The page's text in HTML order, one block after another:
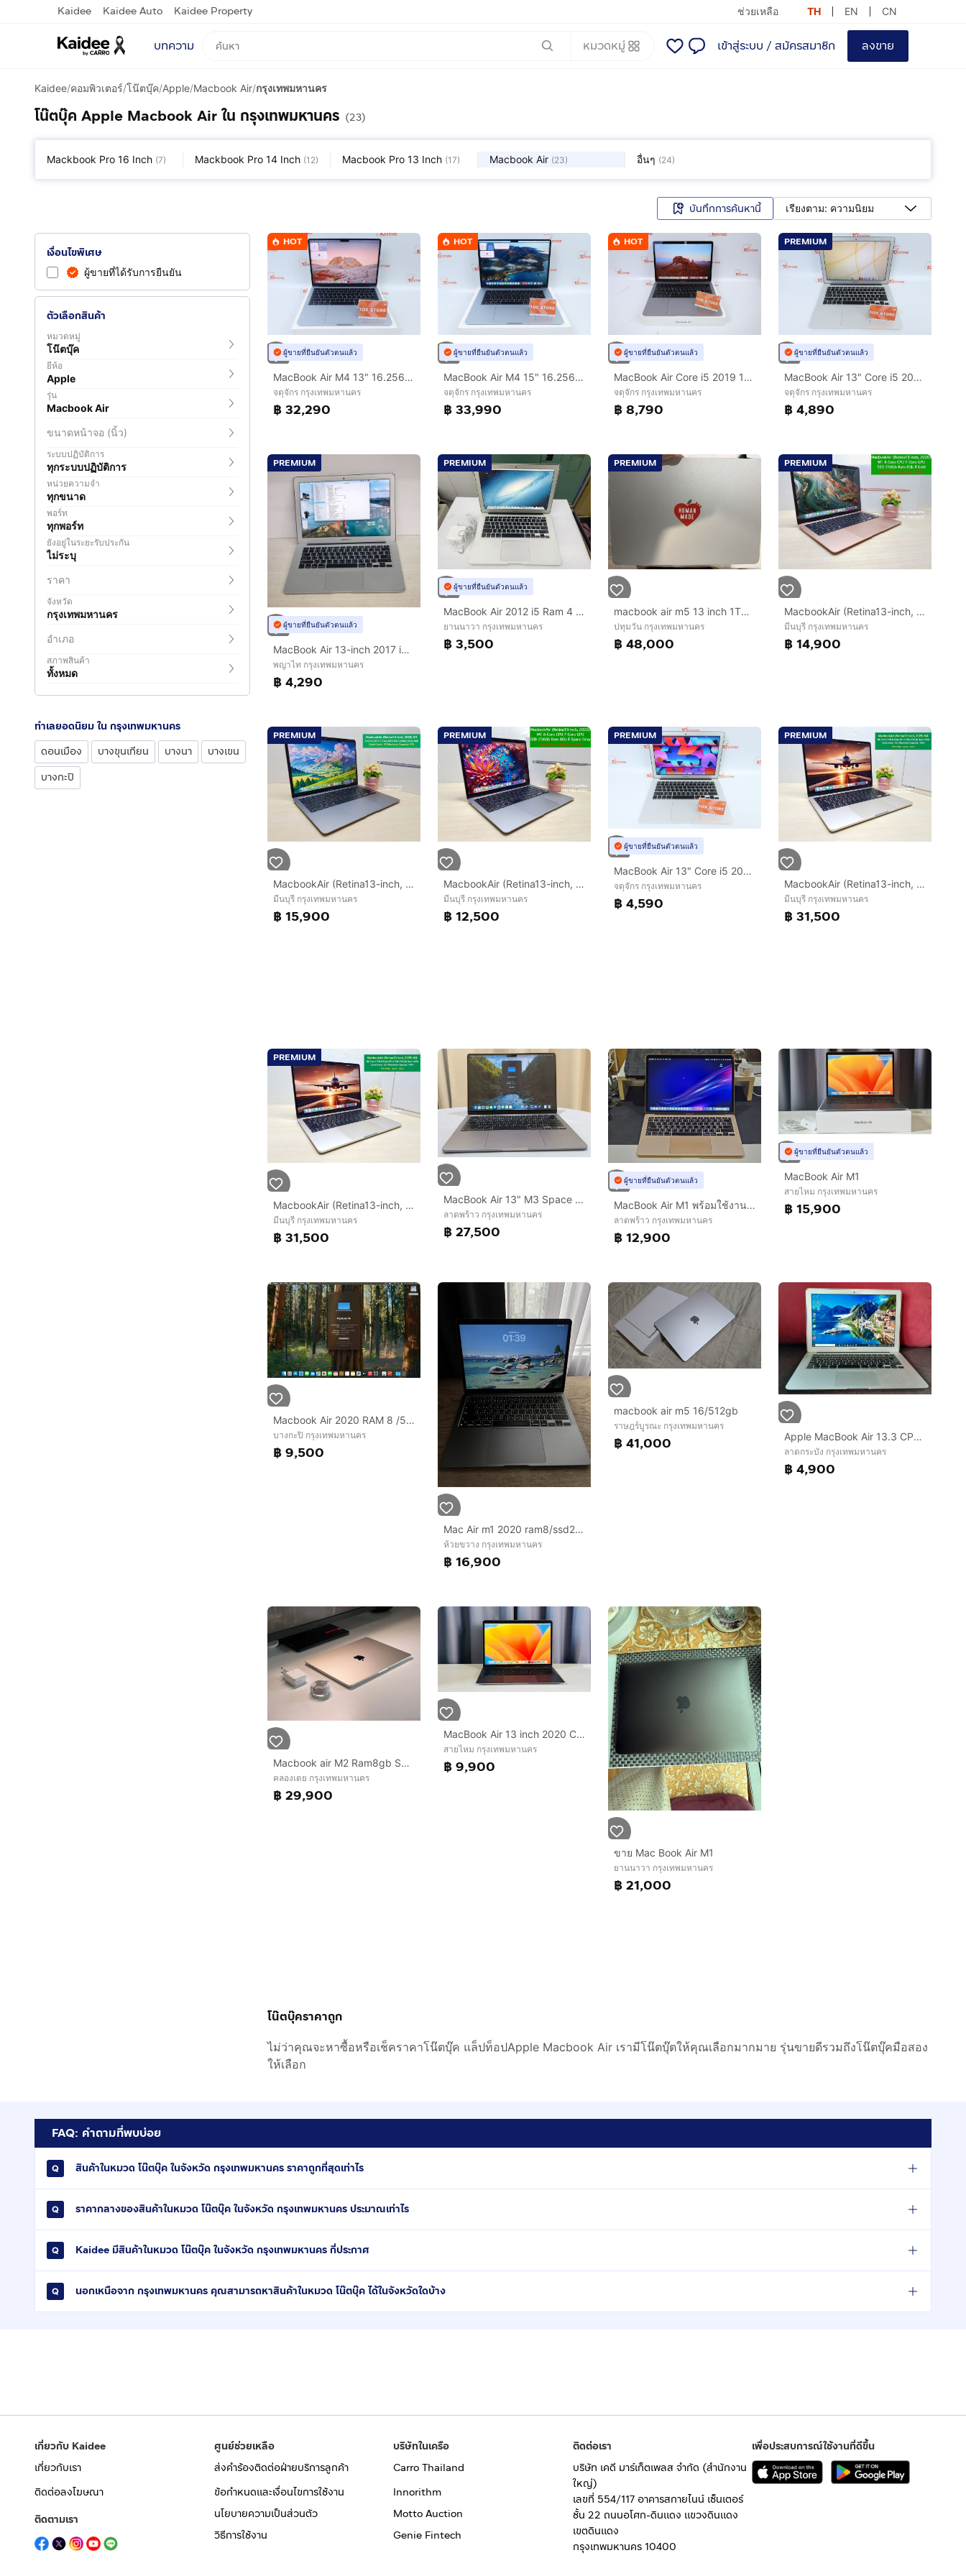
Kaidee Kaidee Auto Kaidee Property ช่วยเหลือ TH EN CN
บทความ หมวดหมู่ เข้าสู่ระบบ / สมัครสมาชิก ลงขาย
Kaidee/คอมพิวเตอร์/โน๊ตบุ๊ค/Apple/Macbook Air/กรุงเทพมหานคร
โน๊ตบุ๊ค Apple Macbook Air ใน กรุงเทพมหานคร (23)
Mackbook Pro 16 Inch (7) Mackbook Pro 14 Inch (12) Macbook Pro 13 Inch (17) Macbook Air (23) อื่นๆ (24)
บันทึกการค้นหานี้ เรียงตาม: ความนิยม
เงื่อนไขพิเศษ
ผู้ขายที่ได้รับการยืนยัน
ตัวเลือกสินค้า
หมวดหมู่
โน๊ตบุ๊ค
ยี่ห้อ
Apple
รุ่น
Macbook Air
ขนาดหน้าจอ (นิ้ว)
ระบบปฏิบัติการ
ทุกระบบปฏิบัติการ
หน่วยความจำ
ทุกขนาด
พอร์ท
ทุกพอร์ท
ยังอยู่ในระยะรับประกัน
ไม่ระบุ
ราคา
จังหวัด
กรุงเทพมหานคร
อำเภอ
สภาพสินค้า
ทั้งหมด
ทำเลยอดนิยม ใน กรุงเทพมหานคร
ดอนเมือง
บางขุนเทียน บางนา
บางเขน
บางกะปิ
HOT
ผู้ขายที่ยืนยันตัวตนแล้ว
MacBook Air M4 13" 16.256GB มีรอยนิดหน่อยนะ
จตุจักร กรุงเทพมหานคร
฿ 32,290
HOT
ผู้ขายที่ยืนยันตัวตนแล้ว
MacBook Air M4 15" 16.256GB
จตุจักร กรุงเทพมหานคร
฿ 33,990
HOT
ผู้ขายที่ยืนยันตัวตนแล้ว
MacBook Air Core i5 2019 13" 8.256GB
จตุจักร กรุงเทพมหานคร
฿ 8,790
PREMIUM
ผู้ขายที่ยืนยันตัวตนแล้ว
MacBook Air 13" Core i5 2017 8.128GB
จตุจักร กรุงเทพมหานคร
฿ 4,890
PREMIUM
ผู้ขายที่ยืนยันตัวตนแล้ว
MacBook Air 13-inch 2017 i5 1.8GHz RAM 8GB SSD 128GB เครื่องบางเบา ใช้งานปกติ
พญาไท กรุงเทพมหานคร
฿ 4,290
PREMIUM
ผู้ขายที่ยืนยันตัวตนแล้ว
MacBook Air 2012 i5 Ram 4 SSD 128 GB สภาพสวย ใช้งานได้ดี ราคาถูกใจ
ยานนาวา กรุงเทพมหานคร
฿ 3,500
PREMIUM
macbook air m5 13 inch 1TB RAM 24GB
ปทุมวัน กรุงเทพมหานคร
฿ 48,000
PREMIUM
MacbookAir (Retina13-inch, 2020) M1 8-Core CPU 7-Core GPU SSD 256Gb Ram 8Gb สี Gold ครบกล่อง ราคาน่าโดน
มีนบุรี กรุงเทพมหานคร
฿ 14,900
PREMIUM
MacbookAir (Retina13-inch, 2020) M1 8-Core CPU 7-Core GPU SSD 256Gb Ram 8Gb SpaceGray สวย ครบกล่อง ใช้น้อ
มีนบุรี กรุงเทพมหานคร
฿ 15,900
PREMIUM
MacbookAir (Retina13-inch, 2020) M1 8-Core CPU 7-Core GPU SSD 256Gb Ram 8Gb สี Space Gray ครบกล่อง ราคาสุดคุ้ม
มีนบุรี กรุงเทพมหานคร
฿ 12,500
PREMIUM
ผู้ขายที่ยืนยันตัวตนแล้ว
MacBook Air 13" Core i5 2017 8.128GB
จตุจักร กรุงเทพมหานคร
฿ 4,590
PREMIUM
MacbookAir (Retina13-inch, 2025) M4 10-Core CPU 8-Core GPU SSD 256Gb Ram 16Gb สี Starlight ครบกล่อง ใช้น้อย แบต100 ประกันยาว
มีนบุรี กรุงเทพมหานคร
฿ 31,500
PREMIUM
MacbookAir (Retina13-inch, 2025) M4 10-Core CPU 8-Core GPU SSD 256Gb Ram 16Gb สี Starlight ครบกล่อง ใช้น้อย แบต100 ประกันยาว
มีนบุรี กรุงเทพมหานคร
฿ 31,500
MacBook Air 13" M3 Space Gray สภาพนางฟ้า ประกัน AppleCare+ ยาวๆ ถึง พ.ค. 2570
ลาดพร้าว กรุงเทพมหานคร
฿ 27,500
ผู้ขายที่ยืนยันตัวตนแล้ว
MacBook Air M1 พร้อมใช้งาน สภาพสวย ราคาคุ้ม ไม่มีกล่อง
ลาดพร้าว กรุงเทพมหานคร
฿ 12,900
ผู้ขายที่ยืนยันตัวตนแล้ว
MacBook Air M1
สายไหม กรุงเทพมหานคร
฿ 15,900
Macbook Air 2020 RAM 8 /512 GB
บางกะปิ กรุงเทพมหานคร
฿ 9,500
Mac Air m1 2020 ram8/ssd256GB
ห้วยขวาง กรุงเทพมหานคร
฿ 16,900
macbook air m5 16/512gb
ราษฎร์บูรณะ กรุงเทพมหานคร
฿ 41,000 Apple MacBook Air 13.3 CPU Core i5 1.4GHz Ram 4 GB SSD 128GB
ลาดกระบัง กรุงเทพมหานคร
฿ 4,900
Macbook air M2 Ram8gb SSD 256gb สภาพใหม่
คลองเตย กรุงเทพมหานคร
฿ 29,900
MacBook Air 13 inch 2020 Core i5
สายไหม กรุงเทพมหานคร
฿ 9,900
ขาย Mac Book Air M1
ยานนาวา กรุงเทพมหานคร
฿ 21,000
โน๊ตบุ๊คราคาถูก
ไม่ว่าคุณจะหาซื้อหรือเช็คราคาโน๊ตบุ๊ค แล็ปท็อปApple Macbook Air เรามีโน๊ตบุ๊ตให้คุณเลือกมากมาย รุ่นขายดีรวมถึงโน๊ตบุ๊คมือสอง
ให้เลือก
FAQ: คำถามที่พบบ่อย
สินค้าในหมวด โน๊ตบุ๊ค ในจังหวัด กรุงเทพมหานคร ราคาถูกที่สุดเท่าไร
ราคากลางของสินค้าในหมวด โน๊ตบุ๊ค ในจังหวัด กรุงเทพมหานคร ประมาณเท่าไร
Kaidee มีสินค้าในหมวด โน๊ตบุ๊ค ในจังหวัด กรุงเทพมหานคร กี่ประกาศ
นอกเหนือจาก กรุงเทพมหานคร คุณสามารถหาสินค้าในหมวด โน๊ตบุ๊ค ได้ในจังหวัดใดบ้าง
เกี่ยวกับ Kaidee
เกี่ยวกับเรา
ติดต่อลงโฆษณา
ติดตามเรา
ศูนย์ช่วยเหลือ
ส่งคำร้องติดต่อฝ่ายบริการลูกค้า
ข้อกำหนดและเงื่อนไขการใช้งาน
นโยบายความเป็นส่วนตัว
วิธีการใช้งาน
บริษัทในเครือ
Carro Thailand
Innorithm
Motto Auction
Genie Fintech
ติดต่อเรา
บริษัท เคดี มาร์เก็ตเพลส จำกัด (สำนักงาน
ใหญ่)
เลขที่ 554/117 อาคารสกายไนน์ เซ็นเตอร์
ชั้น 22 ถนนอโศก-ดินแดง แขวงดินแดง
เขตดินแดง
กรุงเทพมหานคร 10400
เพื่อประสบการณ์ใช้งานที่ดีขึ้น